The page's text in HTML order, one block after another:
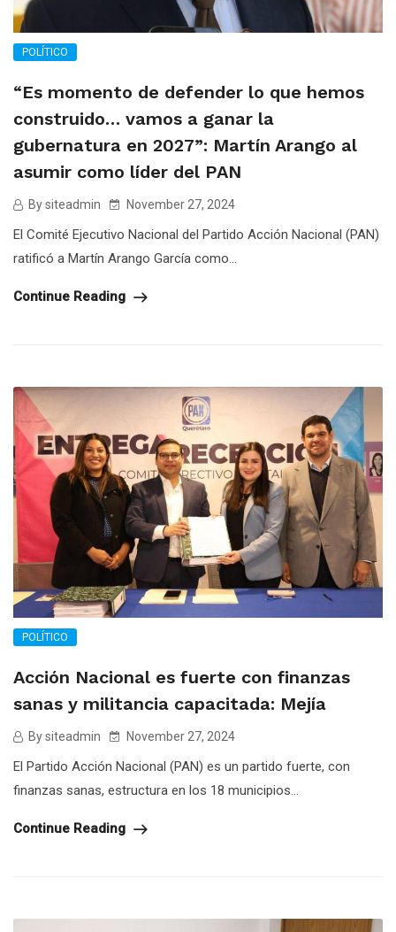
POLÍTICO
“Es momento de defender lo que hemos
construido… vamos a ganar la
gubernatura en 2027”: Martín Arango al
asumir como líder del PAN
By siteadmin November 27, 2024
El Comité Ejecutivo Nacional del Partido Acción Nacional (PAN)
ratificó a Martín Arango García como...
Continue Reading
POLÍTICO
Acción Nacional es fuerte con finanzas
sanas y militancia capacitada: Mejía
By siteadmin November 27, 2024
El Partido Acción Nacional (PAN) es un partido fuerte, con
finanzas sanas, estructura en los 18 municipios...
Continue Reading